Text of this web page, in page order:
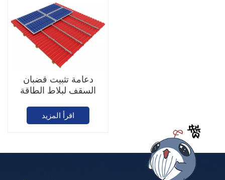
دعامة تثبيت قضبان
السقف لبلاط الطاقة
اقرأ المزيد